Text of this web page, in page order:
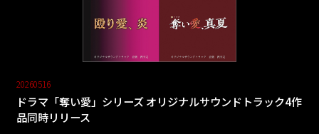
20260516
ドラマ「奪い愛」シリーズ オリジナルサウンドトラック4作
品同時リリース